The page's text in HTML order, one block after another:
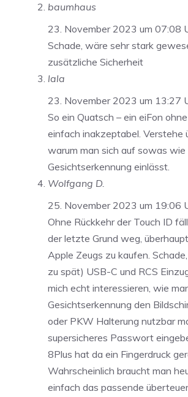
baumhaus
23. November 2023 um 07:08
Schade, wäre sehr stark
zusätzliche Sicherheit
lala
23. November 2023 um 13:27
So ein Quatsch – ein eiFon
einfach inakzeptabel. Verstehe
warum man sich auf sowas wie
Gesichtserkennung einlässt.
Wolfgang D.
25. November 2023 um 19:06
Ohne Rückkehr der Touch ID
der letzte Grund weg,
Apple Zeugs zu kaufen.
zu spät) USB-C und RCS
mich echt interessieren, wie
Gesichtserkennung den
oder PKW Halterung nutzbar
supersicheres Passwort
8Plus hat da ein Fingerdruck
Wahrscheinlich braucht man
einfach das passende